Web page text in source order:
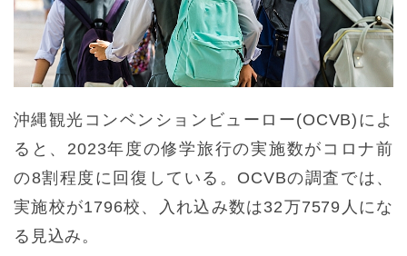
沖縄観光コンベンションビューロー(OCVB)によ
ると、2023年度の修学旅行の実施数がコロナ前
の8割程度に回復している。OCVBの調査では、
実施校が1796校、入れ込み数は32万7579人にな
る見込み。